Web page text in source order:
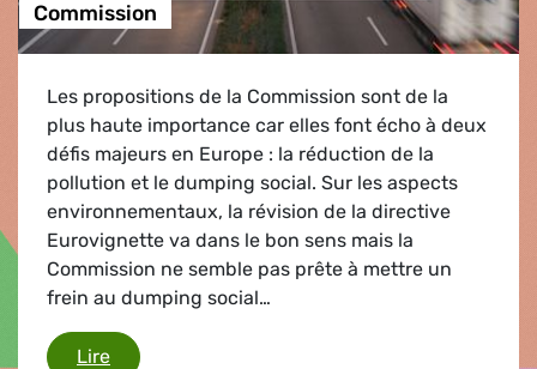
Commission
Les propositions de la Commission sont de la
plus haute importance car elles font écho à deux
défis majeurs en Europe : la réduction de la
pollution et le dumping social. Sur les aspects
environnementaux, la révision de la directive
Eurovignette va dans le bon sens mais la
Commission ne semble pas prête à mettre un
frein au dumping social…
LireLes travailleurs du secteur des transports